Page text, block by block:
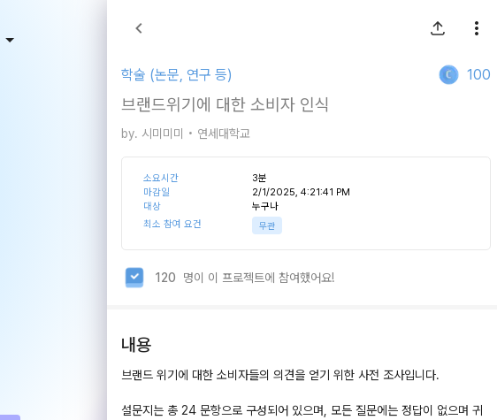
학술 (논문, 연구 등) 100
브랜드위기에 대한 소비자 인식
by. 시미미미 • 연세대학교
소요시간 3분
마감일
2/1/2025, 4:21:41 PM
대상
누구나
최소 참여 요건
무관
120 명이 이 프로젝트에 참여했어요!
내용
브랜드 위기에 대한 소비자들의 의견을 얻기 위한 사전 조사입니다.
설문지는 총 24 문항으로 구성되어 있으며, 모든 질문에는 정답이 없으며 귀